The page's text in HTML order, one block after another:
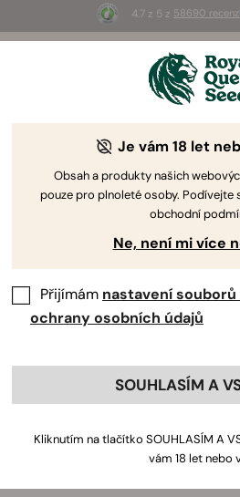
4.7 z 5 z 58690 recenzí
Summer Sales: Až
na vybrané produkty! ⏤
Je vám 18 let
Obsah a produkty našich
pouze pro plnoleté osoby. Podívejte
obchodní
Ne, není mi více
Přijímám nastavení
ochrany osobních údajů
SOUHLASÍM A
Kliknutím na tlačítko SOUHLASÍM A
vám 18 let nebo